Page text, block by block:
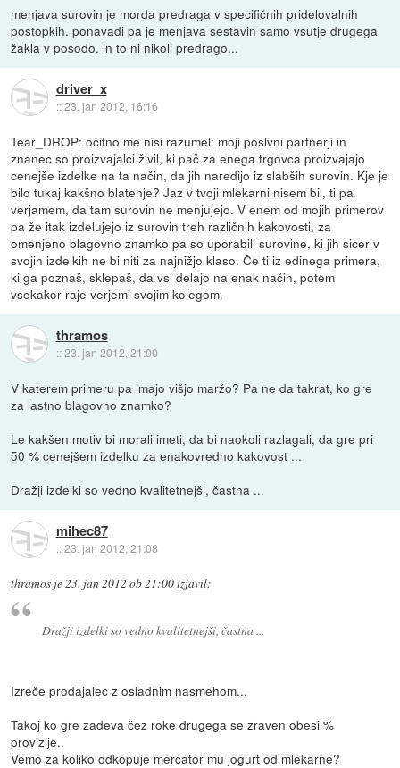
menjava surovin je morda predraga v specifičnih pridelovalnih
postopkih. ponavadi pa je menjava sestavin samo vsutje drugega
žakla v posodo. in to ni nikoli predrago...
driver_x
::23. jan 2012, 16:16
Tear_DROP: očitno me nisi razumel: moji poslvni partnerji in
znanec so proizvajalci živil, ki pač za enega trgovca proizvajajo
cenejše izdelke na ta način, da jih naredijo iz slabših surovin. Kje je
bilo tukaj kakšno blatenje? Jaz v tvoji mlekarni nisem bil, ti pa
verjamem, da tam surovin ne menjujejo. V enem od mojih primerov
pa že itak izdelujejo iz surovin treh različnih kakovosti, za
omenjeno blagovno znamko pa so uporabili surovine, ki jih sicer v
svojih izdelkih ne bi niti za najnižjo klaso. Če ti iz edinega primera,
ki ga poznaš, sklepaš, da vsi delajo na enak način, potem
vsekakor raje verjemi svojim kolegom.
thramos
::23. jan 2012, 21:00
V katerem primeru pa imajo višjo maržo? Pa ne da takrat, ko gre
za lastno blagovno znamko?
Le kakšen motiv bi morali imeti, da bi naokoli razlagali, da gre pri
50 % cenejšem izdelku za enakovredno kakovost ...
Dražji izdelki so vedno kvalitetnejši, častna ...
mihec87
::23. jan 2012, 21:08
thramos je23. jan 2012 ob 21:00izjavil:
Dražji izdelki so vedno kvalitetnejši, častna ...
Izreče prodajalec z osladnim nasmehom...
Takoj ko gre zadeva čez roke drugega se zraven obesi %
provizije..
Vemo za koliko odkopuje mercator mu jogurt od mlekarne?